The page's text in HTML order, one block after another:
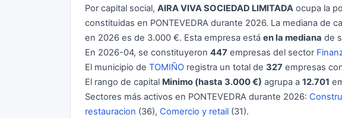
Por capital social, AIRA VIVA SOCIEDAD LIMITADA ocupa la
constituidas en PONTEVEDRA durante 2026. La mediana de
en 2026 es de 3.000 €. Esta empresa está en la mediana de
En 2026-04, se constituyeron 447 empresas del sector
El municipio de TOMIÑO registra un total de 327 empresas
El rango de capital Minimo (hasta 3.000 €) agrupa a 12.701
Sectores más activos en PONTEVEDRA durante 2026:
restauracion (36), Comercio y retail (31).